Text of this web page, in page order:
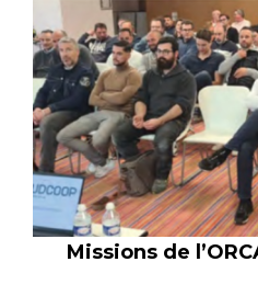
Missions de